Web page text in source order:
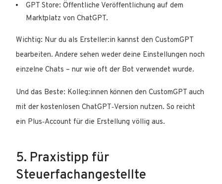
GPT Store: Öffentliche Veröffentlichung auf dem
Marktplatz von ChatGPT.
Wichtig: Nur du als Ersteller:in kannst den CustomGPT
bearbeiten. Andere sehen weder deine Einstellungen noch
einzelne Chats – nur wie oft der Bot verwendet wurde.
Und das Beste: Kolleg:innen können den CustomGPT auch
mit der kostenlosen ChatGPT‑Version nutzen. So reicht
ein Plus‑Account für die Erstellung völlig aus.
5. Praxistipp für
Steuerfachangestellte